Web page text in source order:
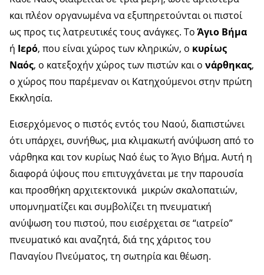
και πλέον οργανωμένα να εξυπηρετούνται οι πιστοί
ως προς τις λατρευτικές τους ανάγκες. ΤοΆγιο Βήμα
ή Ιερό, που είναι χώρος των κληρικών, ο κυρίως
Ναός, ο κατεξοχήν χώρος των πιστών και ο νάρθηκας,
ο χώρος που παρέμεναν οι Κατηχούμενοι στην πρώτη
Εκκλησία.
Εισερχόμενος ο πιστός εντός του Ναού, διαπιστώνει
ότι υπάρχει, συνήθως, μια κλιμακωτή ανύψωση από το
νάρθηκα και τον κυρίως Ναό έως το Άγιο Βήμα. Αυτή η
διαφορά ύψους που επιτυγχάνεται με την παρουσία
και προσθήκη αρχιτεκτονικά μικρών σκαλοπατιών,
υπομνηματίζει και συμβολίζει τη πνευματική
ανύψωση του πιστού, που εισέρχεται σε “ιατρείο”
πνευματικό και αναζητά, διά της χάριτος του
Παναγίου Πνεύματος, τη σωτηρία και θέωση.